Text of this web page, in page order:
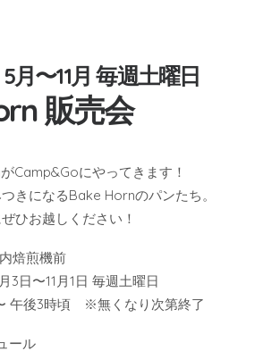
月〜11月 毎週土曜日
販売会
Camp&Goにやってきます！
きになるBake Hornのパンたち。
ひお越しください！
焙煎機前
3日〜11月1日 毎週土曜日
午後3時頃 ※無くなり次第終了
ール